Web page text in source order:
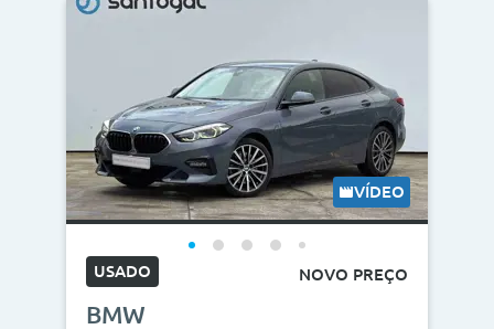
VÍDEO
USADO NOVO PREÇO
BMW